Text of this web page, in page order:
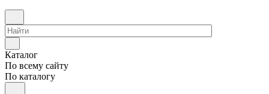
Каталог
По всему сайту
По каталогу